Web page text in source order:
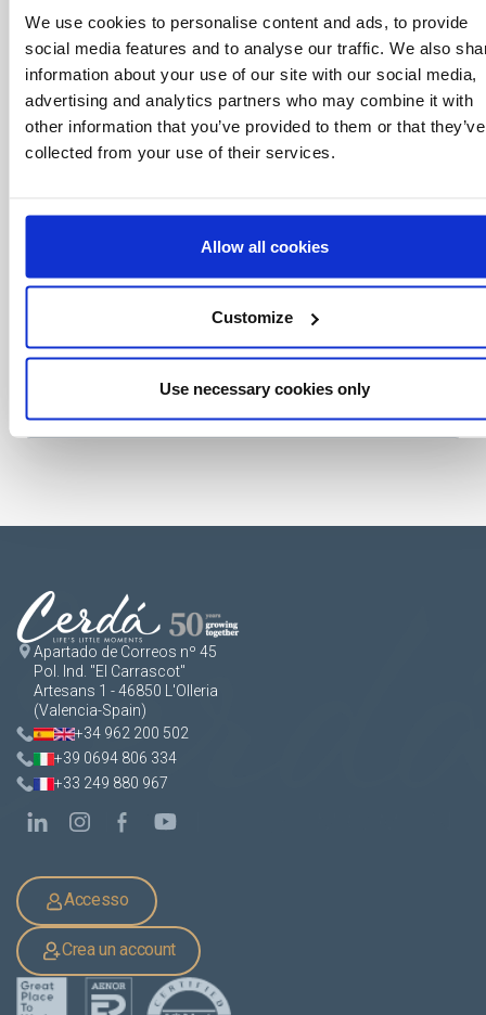
We use cookies to personalise content and ads, to provide
social media features and to analyse our traffic. We also
information about your use of our site with our social media,
advertising and analytics partners who may combine it with
other information that you’ve provided to them or that they’ve
collected from your use of their services.
Allow all cookies
Customize
Use necessary cookies only
saperlo
Offerte speciali, eventi e notizie dal mondo del
licensing, tutto con un semplice clic.
Apartado de Correos nº 45
Pol. Ind. "El Carrascot"
Artesans 1 - 46850 L'Olleria
(Valencia-Spain)
+34 962 200 502
+39 0694 806 334
+33 249 880 967
Accesso
Crea un account